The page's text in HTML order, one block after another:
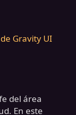
del área
En este
Gravity UI